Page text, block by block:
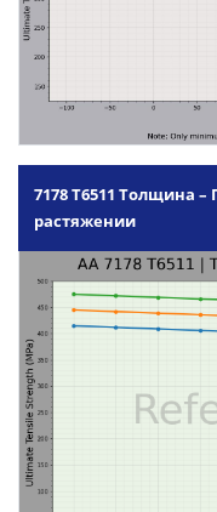
7178 T6511 Толщина
растяжении